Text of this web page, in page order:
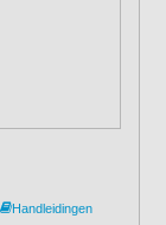
Handleidingen